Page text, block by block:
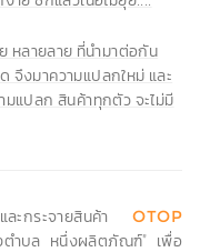
หลายลาย ที่นำมาต่อกัน
จึงมาความแปลกใหม่ และ
มแปลก สินค้าทุกตัว จะไม่มี
ะกระจายสินค้าOTOP
ตำบล หนึ่งผลิตภัณฑ์" เพื่อ